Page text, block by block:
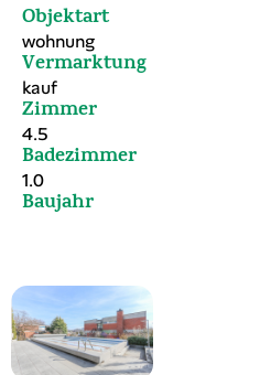
Objektart
wohnung
Vermarktung
kauf
Zimmer
4.5
Badezimmer
1.0
Baujahr